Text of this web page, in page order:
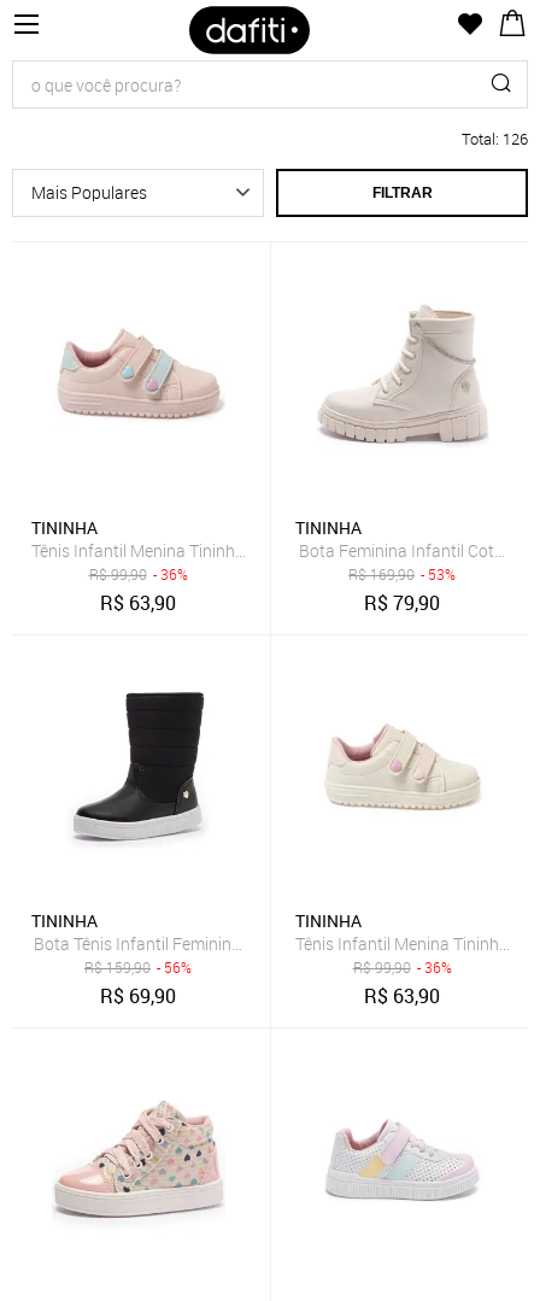
Total: 126
FILTRAR
TININHA
Tênis Infantil Menina Tininha Volta as Aulas Casual Escolar
R$99,90 - 36%
R$ 63,90
TININHA
Bota Feminina Infantil Coturno
R$169,90 - 53%
R$79,90
TININHA
Bota Tênis Infantil Feminina Tininha Menina Bordado Preto
R$159,90 - 56%
R$ 69,90
TININHA
Tênis Infantil Menina Tininha
R$99,90 - 36%
R$ 63,90